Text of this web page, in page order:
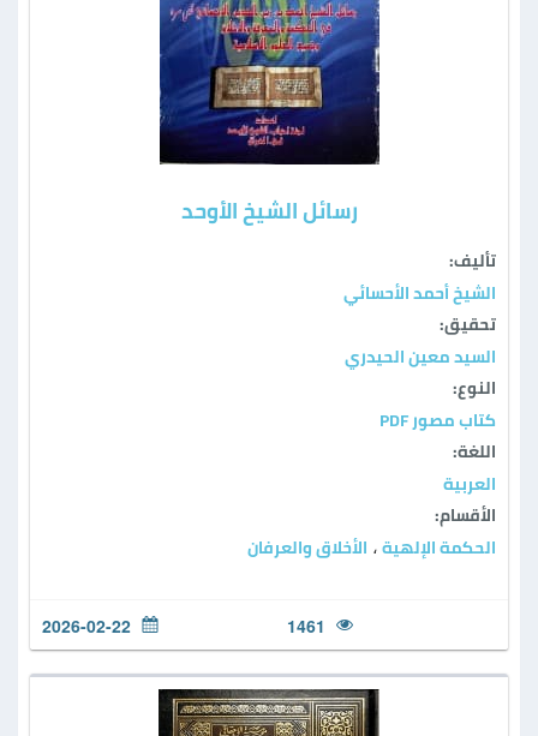
رسائل الشيخ الأوحد
تأليف:
الشيخ أحمد الأحسائي
تحقيق:
السيد معين الحيدري
النوع:
كتاب مصور PDF
اللغة:
العربية
الأقسام:
الحكمة الإلهية ، الأخلاق والعرفان
1461
2026-02-22